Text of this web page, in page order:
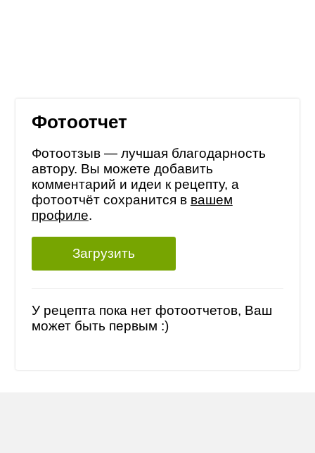
Фотоотчет
Фотоотзыв — лучшая благодарность
автору. Вы можете добавить
комментарий и идеи к рецепту, а
фотоотчёт сохранится в вашем
профиле.
Загрузить
У рецепта пока нет фотоотчетов, Ваш
может быть первым :)